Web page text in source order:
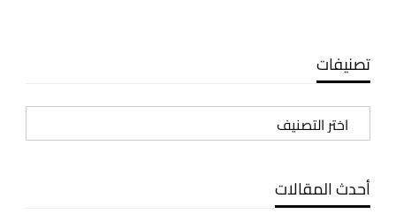
تصنيفات
تصنيفات
أحدث المقالات